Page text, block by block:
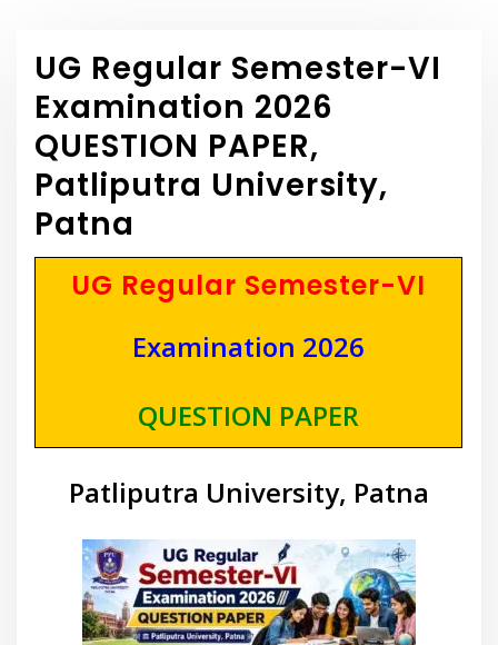
UG Regular Semester-VI
Examination 2026
QUESTION PAPER,
Patliputra University,
Patna
UG Regular Semester-VI
Examination 2026
QUESTION PAPER
Patliputra University, Patna